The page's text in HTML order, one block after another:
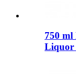
750
Liquor